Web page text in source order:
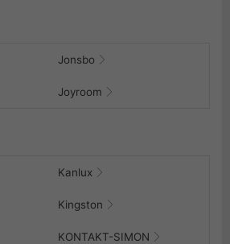
Jonsbo
Joyroom
Kanlux
Kingston
KONTAKT-SIMON